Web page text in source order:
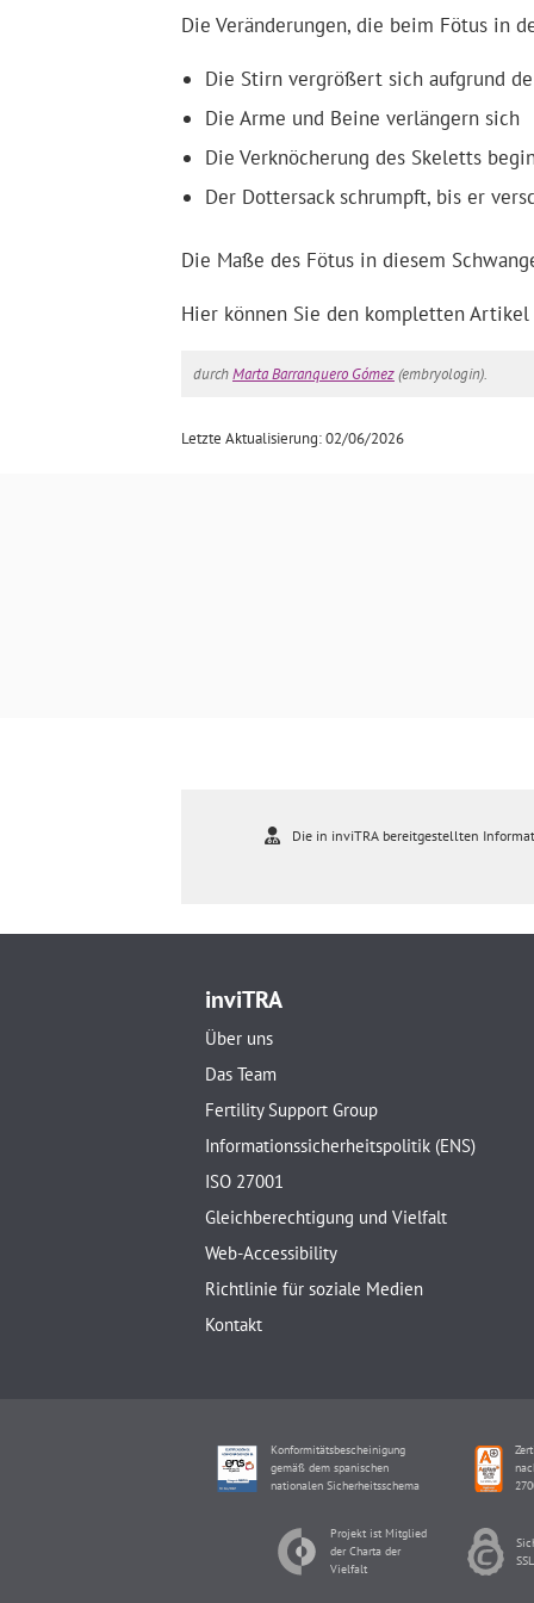
Die Veränderungen, die beim Fötus in
Die Stirn vergrößert sich aufgrund
Die Arme und Beine verlängern sich
Die Verknöcherung des Skeletts
Der Dottersack schrumpft, bis er
Die Maße des Fötus in diesem
Hier können Sie den kompletten
durchMarta Barranquero Gómez(embryologin).
Letzte Aktualisierung: 02/06/2026
Die in inviTRA bereitgestellten
inviTRA
Über uns
Das Team
Fertility Support Group
Informationssicherheitspolitik (ENS)
ISO 27001
Gleichberechtigung und Vielfalt
Web-Accessibility
Richtlinie für soziale Medien
Kontakt
Konformitätsbescheinigung
gemäß dem spanischen
nationalen Sicherheitsschema
Projekt ist Mitglied
der Charta der
Vielfalt
SSL